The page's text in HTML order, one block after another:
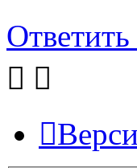
Ответить